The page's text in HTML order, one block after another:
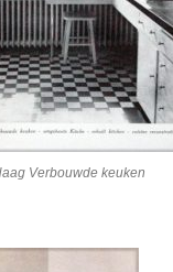
Verbouwde keuken